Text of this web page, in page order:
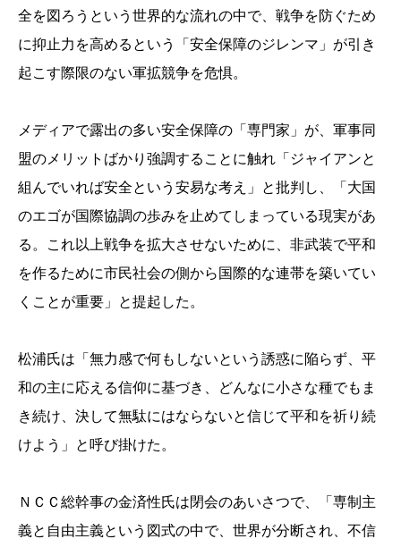
全を図ろうという世界的な流れの中で、戦争を防ぐため
に抑止力を高めるという「安全保障のジレンマ」が引き
起こす際限のない軍拡競争を危惧。
メディアで露出の多い安全保障の「専門家」が、軍事同
盟のメリットばかり強調することに触れ「ジャイアンと
組んでいれば安全という安易な考え」と批判し、「大国
のエゴが国際協調の歩みを止めてしまっている現実があ
る。これ以上戦争を拡大させないために、非武装で平和
を作るために市民社会の側から国際的な連帯を築いてい
くことが重要」と提起した。
松浦氏は「無力感で何もしないという誘惑に陥らず、平
和の主に応える信仰に基づき、どんなに小さな種でもま
き続け、決して無駄にはならないと信じて平和を祈り続
けよう」と呼び掛けた。
ＮＣＣ総幹事の金済性氏は閉会のあいさつで、「専制主
義と自由主義という図式の中で、世界が分断され、不信